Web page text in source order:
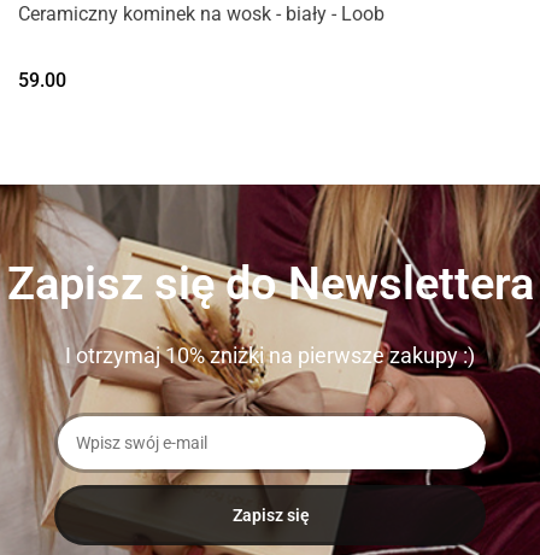
Ceramiczny kominek na wosk - biały - Loob
59.00
Zapisz się do Newslettera
I otrzymaj 10% zniżki na pierwsze zakupy :)